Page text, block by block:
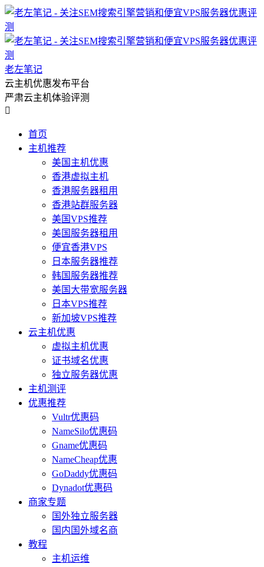
老左笔记
云主机优惠发布平台
严肃云主机体验评测

首页
主机推荐
美国主机优惠
香港虚拟主机
香港服务器租用
香港站群服务器
美国VPS推荐
美国服务器租用
便宜香港VPS
日本服务器推荐
韩国服务器推荐
美国大带宽服务器
日本VPS推荐
新加坡VPS推荐
云主机优惠
虚拟主机优惠
证书域名优惠
独立服务器优惠
主机测评
优惠推荐
Vultr优惠码
NameSilo优惠码
Gname优惠码
NameCheap优惠
GoDaddy优惠码
Dynadot优惠码
商家专题
国外独立服务器
国内国外域名商
教程
主机运维